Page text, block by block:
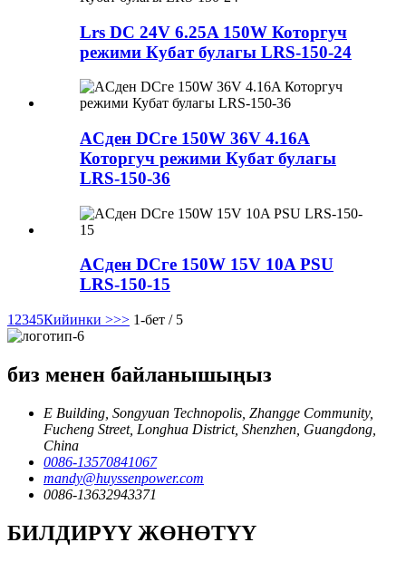
Lrs DC 24V 6.25A 150W Которгуч
режими Кубат булагы LRS-150-24
ACден DCге 150W 36V 4.16A
Которгуч режими Кубат булагы
LRS-150-36
ACден DCге 150W 15V 10A PSU
LRS-150-15
1 2345Кийинки >>> 1-бет / 5
биз менен байланышыңыз
E Building, Songyuan Technopolis, Zhangge Community,
Fucheng Street, Longhua District, Shenzhen, Guangdong,
China
0086-13570841067
mandy@huyssenpower.com
0086-13632943371
БИЛДИРҮҮ ЖӨНӨТҮҮ